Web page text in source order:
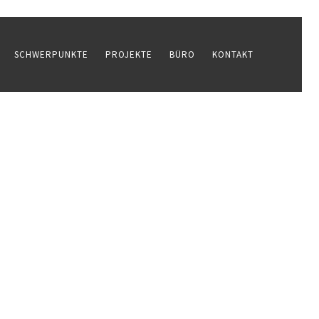
SCHWERPUNKTE PROJEKTE BÜRO KONTAKT